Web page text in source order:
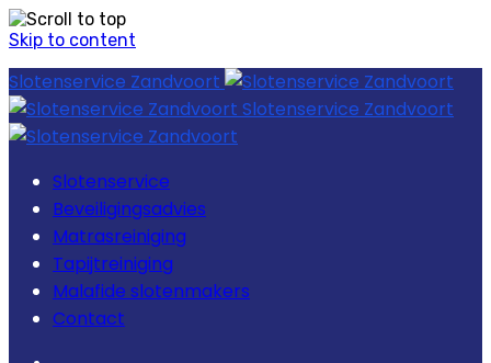
Skip to content
Slotenservice Zandvoort
Slotenservice Zandvoort
Slotenservice
Beveiligingsadvies
Matrasreiniging
Tapijtreiniging
Malafide slotenmakers
Contact